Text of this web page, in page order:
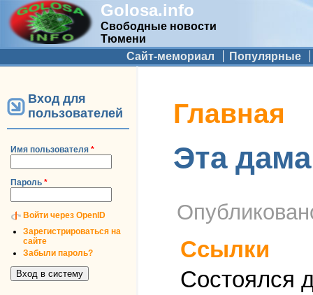
Golosa.info
Свободные новости
Тюмени
Дополнительное меню
Сайт-мемориал Популярные
Вход для
пользователей
Имя пользователя *
Пароль *
Войти через OpenID
Зарегистрироваться на
сайте
Забыли пароль?
Вы здесь
Главная
Эта
Ссылки
Состоялся